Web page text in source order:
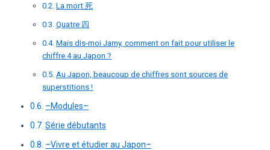
La mort 死
Quatre 四
Mais dis-moi Jamy, comment on fait pour utiliser le
chiffre 4 au Japon ?
Au Japon, beaucoup de chiffres sont sources de
superstitions !
–Modules–
Série débutants
–Vivre et étudier au Japon–